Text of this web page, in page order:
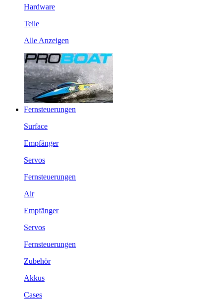
Hardware
Teile
Alle Anzeigen
Fernsteuerungen
Surface
Empfänger
Servos
Fernsteuerungen
Air
Empfänger
Servos
Fernsteuerungen
Zubehör
Akkus
Cases